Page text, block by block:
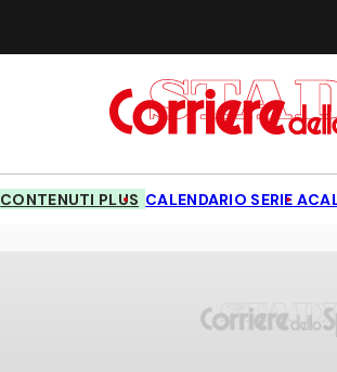
CONTENUTI PLUS CALENDARIO SERIE A